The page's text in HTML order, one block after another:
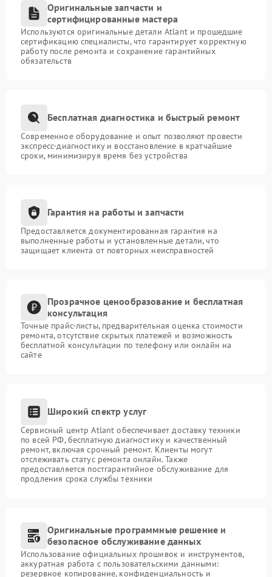
Оригинальные запчасти и
сертифицированные мастера
Используются оригинальные детали Atlant и прошедшие
сертификацию специалисты, что гарантирует корректную
работу после ремонта и сохранение гарантийных
обязательств
Бесплатная диагностика и быстрый ремонт
Современное оборудование и опыт позволяют провести
экспресс-диагностику и восстановление в кратчайшие
сроки, минимизируя время без устройства
Гарантия на работы и запчасти
Предоставляется документированная гарантия на
выполненные работы и установленные детали, что
защищает клиента от повторных неисправностей
Прозрачное ценообразование и бесплатная
консультация
Точные прайс-листы, предварительная оценка стоимости
ремонта, отсутствие скрытых платежей и возможность
бесплатной консультации по телефону или онлайн на
сайте
Широкий спектр услуг
Сервисный центр Atlant обеспечивает доставку техники
по всей РФ, бесплатную диагностику и качественный
ремонт, включая срочный ремонт. Клиенты могут
отслеживать статус ремонта онлайн. Также
предоставляется постгарантийное обслуживание для
продления срока службы техники
Оригинальные программные решение и
безопасное обслуживание данных
Использование официальных прошивок и инструментов,
аккуратная работа с пользовательскими данными:
резервное копирование, конфиденциальность и